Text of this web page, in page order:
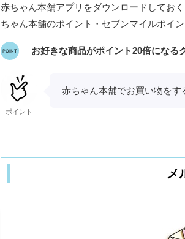
赤ちゃん本舗アプリをダウンロードしてお
ちゃん本舗のポイント・セブンマイルポイ
お好きな商品がポイント20倍になる
ポイント
赤ちゃん本舗でお買い物をす
メ